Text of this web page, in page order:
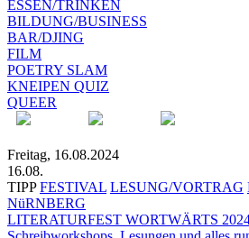
ESSEN/TRINKEN
BILDUNG/BUSINESS
BAR/DJING
FILM
POETRY SLAM
KNEIPEN QUIZ
QUEER
Freitag, 16.08.2024
16.08.
TIPP FESTIVAL LESUNG/VORTRAG
NüRNBERG
LITERATURFEST WORTWÄRTS